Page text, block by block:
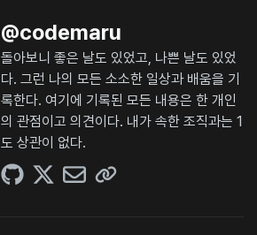
@codemaru
돌아보니 좋은 날도 있었고, 나쁜 날도 있었
다. 그런 나의 모든 소소한 일상과 배움을 기
록한다. 여기에 기록된 모든 내용은 한 개인
의 관점이고 의견이다. 내가 속한 조직과는 1
도 상관이 없다.